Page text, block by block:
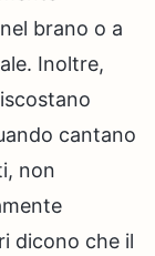
brano o a
Inoltre,
cantano
non
dicono che il